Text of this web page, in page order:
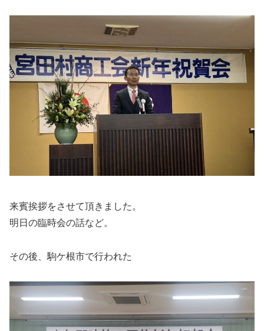
来賓挨拶をさせて頂きました。
明日の臨時会の話など。
その後、駒ケ根市で行われた